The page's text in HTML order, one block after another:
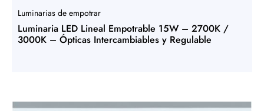
Luminarias de empotrar
Luminaria LED Lineal Empotrable 15W – 2700K /
3000K – Ópticas Intercambiables y Regulable